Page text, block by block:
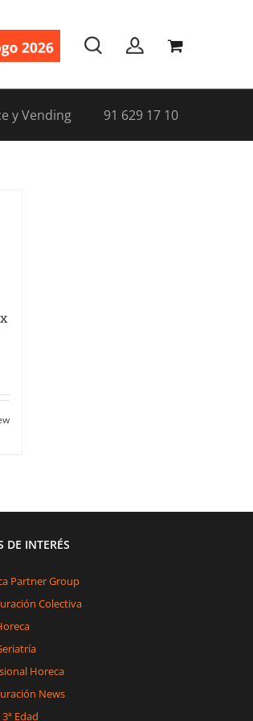
y Vending 91 629 17 10
DE INTERÉS
Partner Group
Colectiva
Horeca
News
Edad